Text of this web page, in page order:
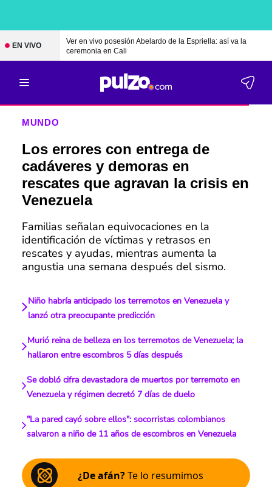
EN VIVO
Ver en vivo posesión Abelardo de la Espriella: así va la
ceremonia en Cali
MUNDO
Los errores con entrega de
cadáveres y demoras en
rescates que agravan la crisis en
Venezuela
Familias señalan equivocaciones en la
identificación de víctimas y retrasos en
rescates y ayudas, mientras aumenta la
angustia una semana después del sismo.
Niño habría anticipado los terremotos en Venezuela y
lanzó otra preocupante predicción
Murió reina de belleza en los terremotos de Venezuela; la
hallaron entre escombros 5 días después
Se dobló cifra devastadora de muertos por terremoto en
Venezuela y régimen decretó 7 días de duelo
"La pared cayó sobre ellos": socorristas colombianos
salvaron a niño de 11 años de escombros en Venezuela
¿De afán?Te lo resumimos